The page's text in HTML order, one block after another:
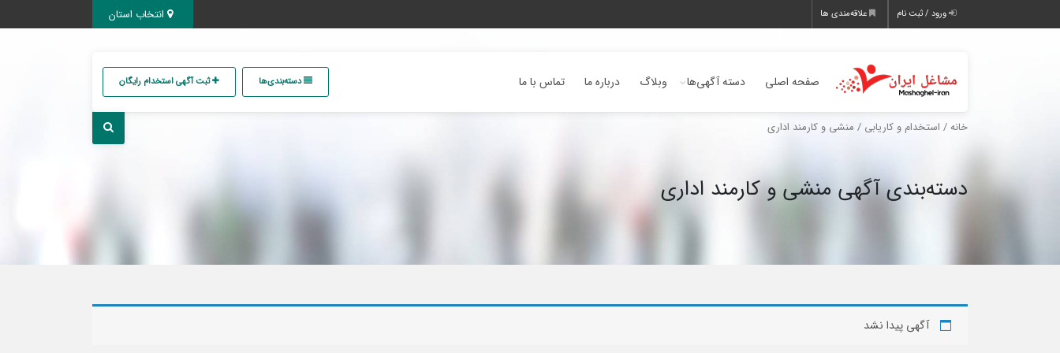
ورود / ثبت نام علاقه‌مندی ها
صفحه اصلی دسته آگهی‌ها وبلاگ درباره ما تماس با ما دسته‌بندی‌ها ثبت آگهی استخدام رایگان
خانه / استخدام و کاریابی / منشی و کارمند اداری
دسته‌بندی آگهی منشی و کارمند اداری
آگهی پیدا نشد